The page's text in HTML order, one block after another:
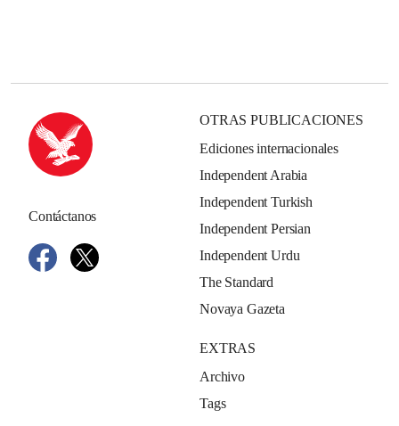
Contáctanos
OTRAS PUBLICACIONES
Ediciones internacionales
Independent Arabia
Independent Turkish
Independent Persian
Independent Urdu
The Standard
Novaya Gazeta
EXTRAS
Archivo
Tags